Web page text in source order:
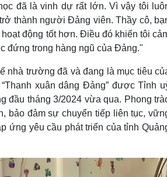
đã là vinh dự rất lớn. Vì vậy tôi
thành người Đảng viên. Thầy cô,
động tốt hơn. Điều đó khiến tôi
đứng trong hàng ngũ của Đảng."
nhà trường đã và đang là mục tiêu
xuân dâng Đảng” được Tỉnh
đầu tháng 3/2024 vừa qua. Phong
bảo đảm sự chuyển tiếp liên tục,
ứng yêu cầu phát triển của tỉnh